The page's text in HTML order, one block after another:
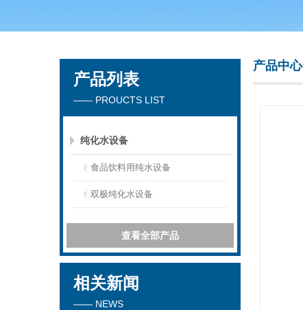
产品中心
产品列表
—— PROUCTS LIST
纯化水设备
食品饮料用纯水设备
双极纯化水设备
查看全部产品
相关新闻
—— NEWS